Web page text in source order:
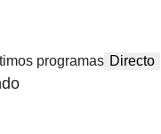
programas Directo